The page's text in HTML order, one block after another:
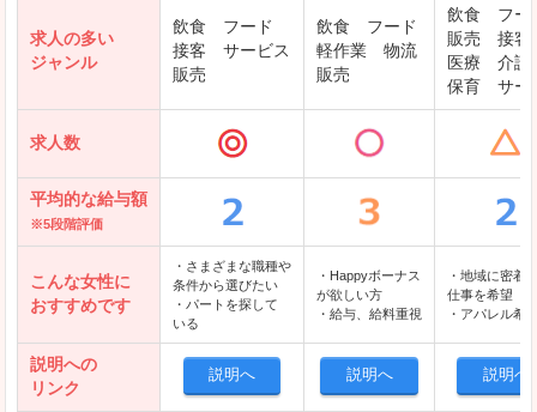
クリーデンス
テンプスタッフ
アパレル転職なび
求人の多い
ジャンル
飲食 フード
接客 サービス
販売
飲食 フード
軽作業 物流
販売
飲食 フー
販売 接客
医療 介護
保育 サー
求人数
平均的な給与額
※5段階評価
こんな女性に
おすすめです
・さまざまな職種や
条件から選びたい
・パートを探して
いる
・Happyボーナス
が欲しい方
・給与、給料重視
・地域に密着
仕事を希望
・アパレル希
説明への
リンク
説明へ 説明へ 説明へ